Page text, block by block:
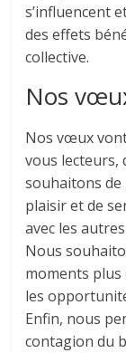
s’influencent
des effets
collective.
Nos
Nos vœux
vous lecteurs,
souhaitons
plaisir et de
avec les
Nous
moments plus
les
Enfin, nous
contagion du